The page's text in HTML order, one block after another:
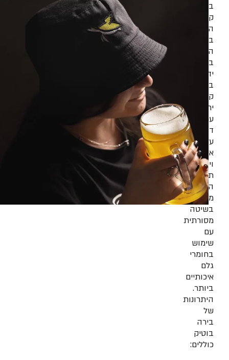
בירה
קראפט
היא
בירה
המיוצרת
בעבודת
יד
בכמויות
קטנות
יחסית,
עם
דגש
על
איכות
וייחודיות.
תהליך
הייצור
מתבצע
בשיטה
מסורתית
עם
שימוש
בחומרי
גלם
איכותיים
ביותר.
היתרונות
של
בירה
בוטיק
כוללים: